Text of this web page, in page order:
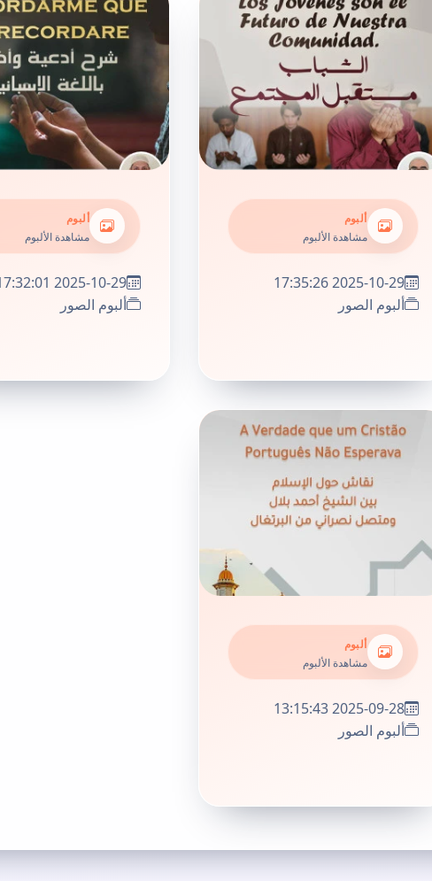
ألبوم
مشاهدة الألبوم
2025-10-29 17:35:26
ألبوم الصور
ألبوم
مشاهدة الألبوم
2025-10-29 17:32:01
ألبوم الصور
ألبوم
مشاهدة الألبوم
2025-09-28 13:15:43
ألبوم الصور